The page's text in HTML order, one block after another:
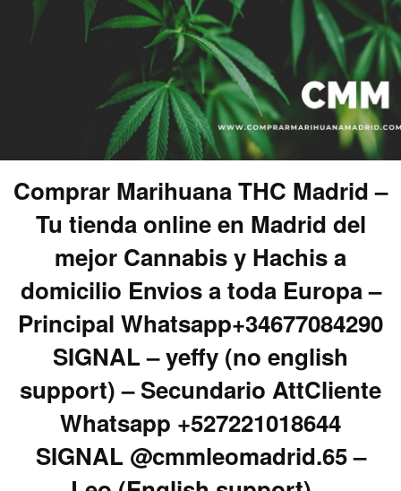
Comprar Marihuana THC Madrid –
Tu tienda online en Madrid del
mejor Cannabis y Hachis a
domicilio Envios a toda Europa –
Principal Whatsapp+34677084290
SIGNAL – yeffy (no english
support) – Secundario AttCliente
Whatsapp +527221018644
SIGNAL @cmmleomadrid.65 –